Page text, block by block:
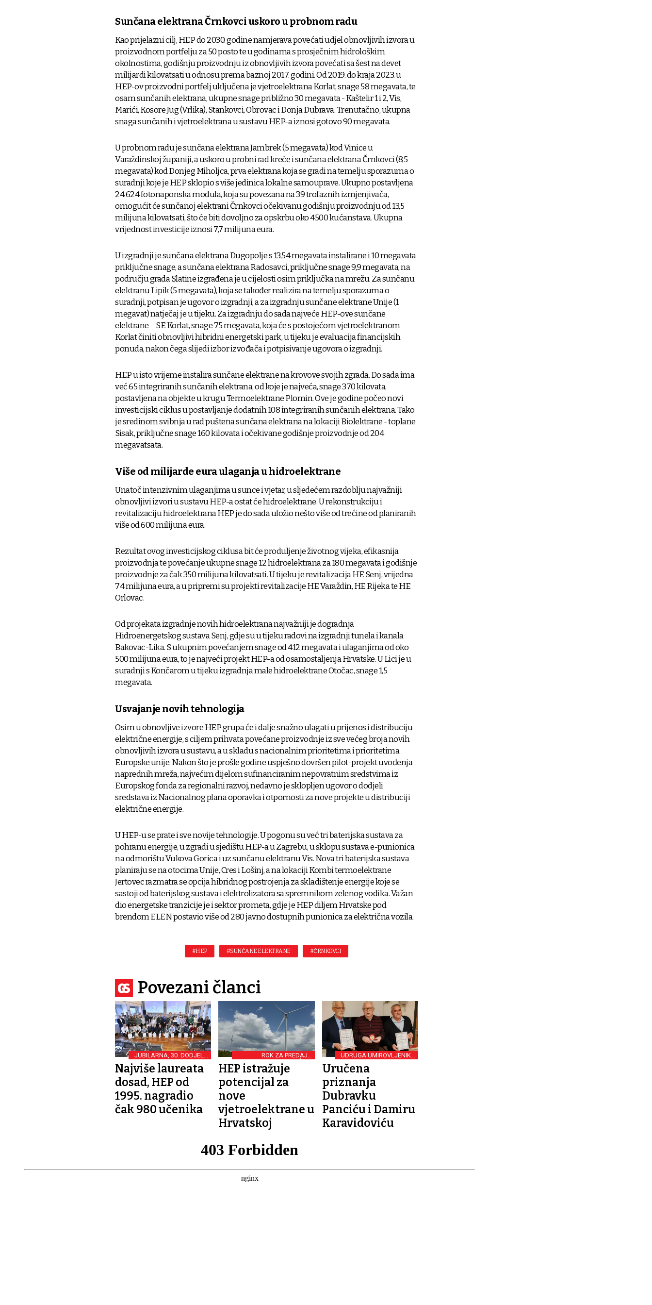
Sunčana elektrana Črnkovci uskoro u probnom radu
Kao prijelazni cilj, HEP do 2030. godine namjerava povećati udjel obnovljivih izvora u
proizvodnom portfelju za 50 posto te u godinama s prosječnim hidrološkim
okolnostima, godišnju proizvodnju iz obnovljivih izvora povećati sa šest na devet
milijardi kilovatsati u odnosu prema baznoj 2017. godini. Od 2019. do kraja 2023. u
HEP-ov proizvodni portfelj uključena je vjetroelektrana Korlat, snage 58 megavata, te
osam sunčanih elektrana, ukupne snage približno 30 megavata - Kaštelir 1 i 2, Vis,
Marići, Kosore Jug (Vrlika), Stankovci, Obrovac i Donja Dubrava. Trenutačno, ukupna
snaga sunčanih i vjetroelektrana u sustavu HEP-a iznosi gotovo 90 megavata.
U probnom radu je sunčana elektrana Jambrek (5 megavata) kod Vinice u
Varaždinskoj županiji, a uskoro u probni rad kreće i sunčana elektrana Črnkovci (8,5
megavata) kod Donjeg Miholjca, prva elektrana koja se gradi na temelju sporazuma o
suradnji koje je HEP sklopio s više jedinica lokalne samouprave. Ukupno postavljena
24.624 fotonaponska modula, koja su povezana na 39 trofaznih izmjenjivača,
omogućit će sunčanoj elektrani Črnkovci očekivanu godišnju proizvodnju od 13,5
milijuna kilovatsati, što će biti dovoljno za opskrbu oko 4500 kućanstava. Ukupna
vrijednost investicije iznosi 7,7 milijuna eura.
U izgradnji je sunčana elektrana Dugopolje s 13,54 megavata instalirane i 10 megavata
priključne snage, a sunčana elektrana Radosavci, priključne snage 9,9 megavata, na
području grada Slatine izgrađena je u cijelosti osim priključka na mrežu. Za sunčanu
elektranu Lipik (5 megavata), koja se također realizira na temelju sporazuma o
suradnji, potpisan je ugovor o izgradnji, a za izgradnju sunčane elektrane Unije (1
megavat) natječaj je u tijeku. Za izgradnju do sada najveće HEP-ove sunčane
elektrane – SE Korlat, snage 75 megavata, koja će s postojećom vjetroelektranom
Korlat činiti obnovljivi hibridni energetski park, u tijeku je evaluacija financijskih
ponuda, nakon čega slijedi izbor izvođača i potpisivanje ugovora o izgradnji.
HEP u isto vrijeme instalira sunčane elektrane na krovove svojih zgrada. Do sada ima
već 65 integriranih sunčanih elektrana, od koje je najveća, snage 370 kilovata,
postavljena na objekte u krugu Termoelektrane Plomin. Ove je godine počeo novi
investicijski ciklus u postavljanje dodatnih 108 integriranih sunčanih elektrana. Tako
je sredinom svibnja u rad puštena sunčana elektrana na lokaciji Biolektrane - toplane
Sisak, priključne snage 160 kilovata i očekivane godišnje proizvodnje od 204
megavatsata.
Više od milijarde eura ulaganja u hidroelektrane
Unatoč intenzivnim ulaganjima u sunce i vjetar, u sljedećem razdoblju najvažniji
obnovljivi izvori u sustavu HEP-a ostat će hidroelektrane. U rekonstrukciju i
revitalizaciju hidroelektrana HEP je do sada uložio nešto više od trećine od planiranih
više od 600 milijuna eura.
Rezultat ovog investicijskog ciklusa bit će produljenje životnog vijeka, efikasnija
proizvodnja te povećanje ukupne snage 12 hidroelektrana za 180 megavata i godišnje
proizvodnje za čak 350 milijuna kilovatsati. U tijeku je revitalizacija HE Senj, vrijedna
74 milijuna eura, a u pripremi su projekti revitalizacije HE Varaždin, HE Rijeka te HE
Orlovac.
Od projekata izgradnje novih hidroelektrana najvažniji je dogradnja
Hidroenergetskog sustava Senj, gdje su u tijeku radovi na izgradnji tunela i kanala
Bakovac-Lika. S ukupnim povećanjem snage od 412 megavata i ulaganjima od oko
500 milijuna eura, to je najveći projekt HEP-a od osamostaljenja Hrvatske. U Lici je u
suradnji s Končarom u tijeku izgradnja male hidroelektrane Otočac, snage 1,5
megavata.
Usvajanje novih tehnologija
Osim u obnovljive izvore HEP grupa će i dalje snažno ulagati u prijenos i distribuciju
električne energije, s ciljem prihvata povećane proizvodnje iz sve većeg broja novih
obnovljivih izvora u sustavu, a u skladu s nacionalnim prioritetima i prioritetima
Europske unije. Nakon što je prošle godine uspješno dovršen pilot-projekt uvođenja
naprednih mreža, najvećim dijelom sufinanciranim nepovratnim sredstvima iz
Europskog fonda za regionalni razvoj, nedavno je sklopljen ugovor o dodjeli
sredstava iz Nacionalnog plana oporavka i otpornosti za nove projekte u distribuciji
električne energije.
U HEP-u se prate i sve novije tehnologije. U pogonu su već tri baterijska sustava za
pohranu energije, u zgradi u sjedištu HEP-a u Zagrebu, u sklopu sustava e-punionica
na odmorištu Vukova Gorica i uz sunčanu elektranu Vis. Nova tri baterijska sustava
planiraju se na otocima Unije, Cres i Lošinj, a na lokaciji Kombi termoelektrane
Jertovec razmatra se opcija hibridnog postrojenja za skladištenje energije koje se
sastoji od baterijskog sustava i elektrolizatora sa spremnikom zelenog vodika. Važan
dio energetske tranzicije je i sektor prometa, gdje je HEP diljem Hrvatske pod
brendom ELEN postavio više od 280 javno dostupnih punionica za električna vozila.
#HEP #SUNČANE ELEKTRANE #ČRNKOVCI
Povezani članci
JUBILARNA, 30. DODJELA
HEP-OVE NAGRADE
UČENICIMA “IMAM ŽICU!”
Najviše laureata
dosad, HEP od
1995. nagradio
čak 980 učenika
ROK ZA PREDAJU
PONUDA ISTIČE 7.
SIJEČNJA IDUĆE GODINE
HEP istražuje
potencijal za
nove
vjetroelektrane u
Hrvatskoj
UDRUGA UMIROVLJENIKA
HEP-A SLAVONIJE I
Uručena
priznanja
Dubravku
Panciću i Damiru
Karavidoviću